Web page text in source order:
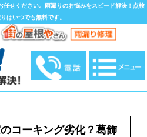
せください。雨漏りのお悩みをスピード解決！点検
はいつでも無料です。
コーキング劣化？葛飾